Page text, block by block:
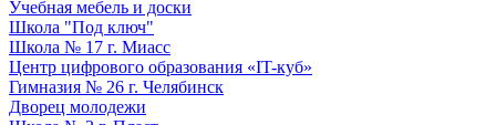
Учебная мебель и доски
Школа "Под ключ"
Школа № 17 г. Миасс
Центр цифрового образования «IT-куб»
Гимназия № 26 г. Челябинск
Дворец молодежи